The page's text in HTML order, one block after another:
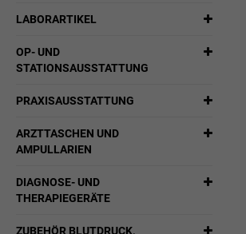
LABORARTIKEL
OP- UND
STATIONSAUSSTATTUNG
PRAXISAUSSTATTUNG
ARZTTASCHEN UND
AMPULLARIEN
DIAGNOSE- UND
THERAPIEGERÄTE
ZUBEHÖR BLUTDRUCK,